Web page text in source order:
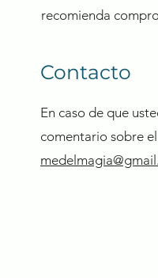
recomienda
Contacto
En caso de que
comentario sobre